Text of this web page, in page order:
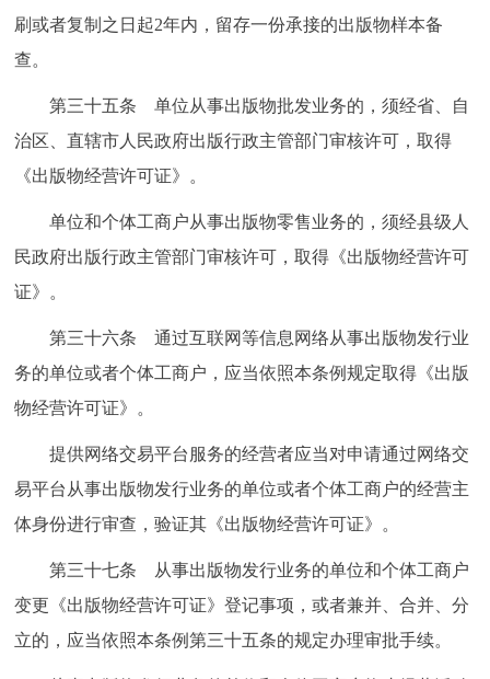
刷或者复制之日起2年内，留存一份承接的出版物样本备
查。
第三十五条 单位从事出版物批发业务的，须经省、自
治区、直辖市人民政府出版行政主管部门审核许可，取得
《出版物经营许可证》。
单位和个体工商户从事出版物零售业务的，须经县级人
民政府出版行政主管部门审核许可，取得《出版物经营许可
证》。
第三十六条 通过互联网等信息网络从事出版物发行业
务的单位或者个体工商户，应当依照本条例规定取得《出版
物经营许可证》。
提供网络交易平台服务的经营者应当对申请通过网络交
易平台从事出版物发行业务的单位或者个体工商户的经营主
体身份进行审查，验证其《出版物经营许可证》。
第三十七条 从事出版物发行业务的单位和个体工商户
变更《出版物经营许可证》登记事项，或者兼并、合并、分
立的，应当依照本条例第三十五条的规定办理审批手续。